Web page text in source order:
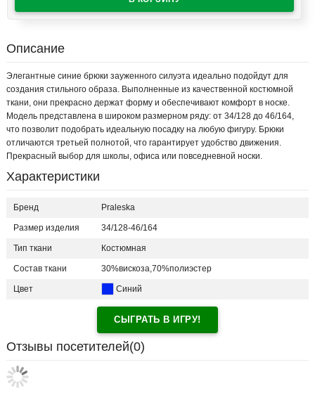
Описание
Элегантные синие брюки зауженного силуэта идеально подойдут для
создания стильного образа. Выполненные из качественной костюмной
ткани, они прекрасно держат форму и обеспечивают комфорт в носке.
Модель представлена в широком размерном ряду: от 34/128 до 46/164,
что позволит подобрать идеальную посадку на любую фигуру. Брюки
отличаются третьей полнотой, что гарантирует удобство движения.
Прекрасный выбор для школы, офиса или повседневной носки.
Характеристики
Бренд Praleska
Размер изделия 34/128-46/164
Тип ткани Костюмная
Состав ткани 30%вискоза,70%полиэстер
Цвет Синий
СЫГРАТЬ В ИГРУ!
Отзывы посетителей(0)